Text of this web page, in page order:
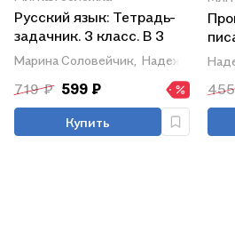
Русский язык: Тетрадь-
задачник. 3 класс. В 3
частях. Часть 1
Марина Соловейчик, Надежда
719 ₽ 599 ₽
Купить